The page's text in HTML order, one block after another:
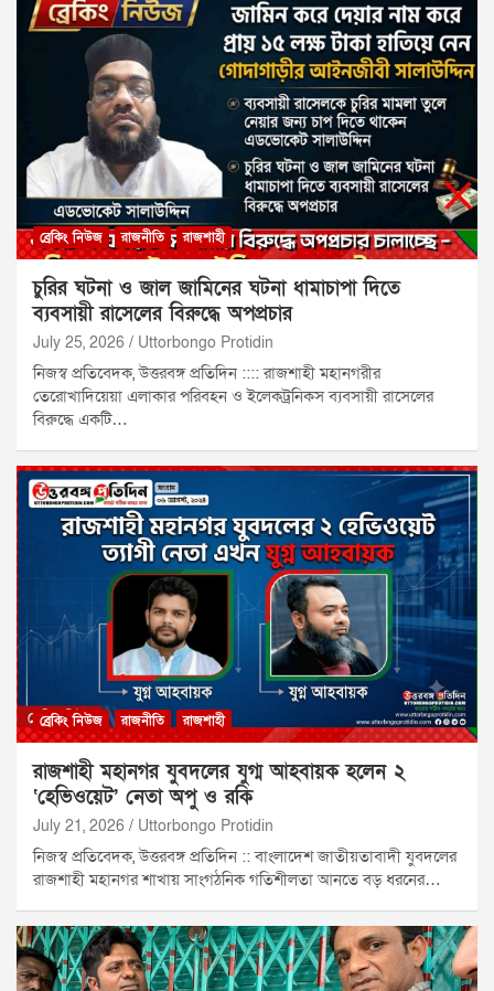
ব্রেকিং নিউজ রাজনীতি রাজশাহী
চুরির ঘটনা ও জাল জামিনের ঘটনা ধামাচাপা দিতে
ব্যবসায়ী রাসেলের বিরুদ্ধে অপপ্রচার
July 25, 2026 Uttorbongo Protidin
​নিজস্ব প্রতিবেদক, উত্তরবঙ্গ প্রতিদিন :::: রাজশাহী মহানগরীর
তেরোখাদিয়েয়া এলাকার পরিবহন ও ইলেকট্রনিকস ব্যবসায়ী রাসেলের
বিরুদ্ধে একটি…
ব্রেকিং নিউজ রাজনীতি রাজশাহী
রাজশাহী মহানগর যুবদলের যুগ্ম আহবায়ক হলেন ২
‘হেভিওয়েট’ নেতা অপু ও রকি
July 21, 2026 Uttorbongo Protidin
​নিজস্ব প্রতিবেদক, উত্তরবঙ্গ প্রতিদিন :: ​বাংলাদেশ জাতীয়তাবাদী যুবদলের
রাজশাহী মহানগর শাখায় সাংগঠনিক গতিশীলতা আনতে বড় ধরনের…